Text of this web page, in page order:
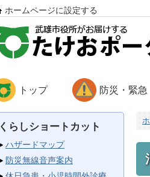
ホームページに設定する
トップ 防災・緊急
くらしショートカット
ハザードマップ
防災無線音声案内